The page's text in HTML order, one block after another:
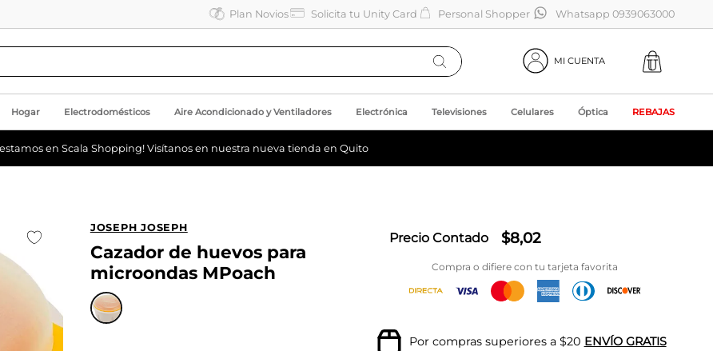
Plan Novios Solicita tu Unity Card Personal Shopper Whatsapp 0939063000
MI CUENTA
Hogar Electrodomésticos Aire Acondicionado y Ventiladores Electrónica Televisiones Celulares Óptica REBAJAS
estamos en Scala Shopping! Visítanos en nuestra nueva tienda en Quito
JOSEPH JOSEPH
Cazador de huevos para
microondas MPoach
Precio Contado $8,02
Compra o difiere con tu tarjeta favorita
Por compras superiores a $20 ENVÍO GRATIS